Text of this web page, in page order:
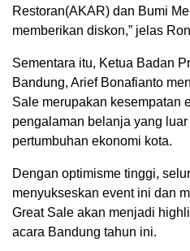
Restoran(AKAR) dan Bumi
memberikan diskon,” jelas
Sementara itu, Ketua Badan
Bandung, Arief Bonafianto
Sale merupakan kesempatan
pengalaman belanja yang
pertumbuhan ekonomi kota.
Dengan optimisme tinggi,
menyukseskan event ini dan
Great Sale akan menjadi
acara Bandung tahun ini.